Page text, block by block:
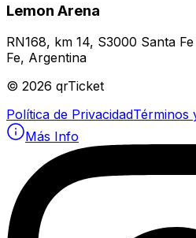
Lemon Arena
RN168, km 14, S3000 Santa
Fe, Argentina
© 2026 qrTicket
Política de PrivacidadTérminos
Más Info